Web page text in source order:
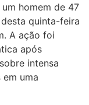
homem de 47
quinta-feira
A ação foi
após
intensa
uma